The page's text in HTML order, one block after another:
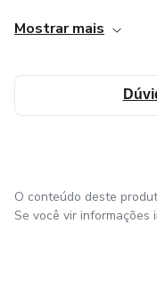
tempo e dinheiro, este
Mostrar mais
O conteúdo deste
Se você vir informações